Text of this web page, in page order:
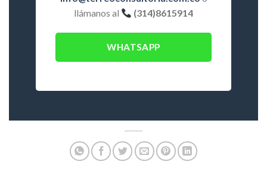
llámanos al
(314)8615914
WHATSAPP